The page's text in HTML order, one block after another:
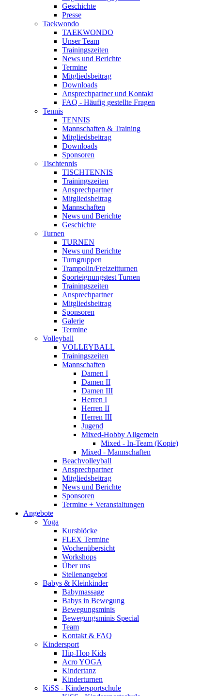
Geschichte
Presse
Taekwondo
TAEKWONDO
Unser Team
Trainingszeiten
News und Berichte
Termine
Mitgliedsbeitrag
Downloads
Ansprechpartner und Kontakt
FAQ - Häufig gestellte Fragen
Tennis
TENNIS
Mannschaften & Training
Mitgliedsbeitrag
Downloads
Sponsoren
Tischtennis
TISCHTENNIS
Trainingszeiten
Ansprechpartner
Mitgliedsbeitrag
Mannschaften
News und Berichte
Geschichte
Turnen
TURNEN
News und Berichte
Turngruppen
Trampolin/Freizeitturnen
Sporteignungstest Turnen
Trainingszeiten
Ansprechpartner
Mitgliedsbeitrag
Sponsoren
Galerie
Termine
Volleyball
VOLLEYBALL
Trainingszeiten
Mannschaften
Damen I
Damen II
Damen III
Herren I
Herren II
Herren III
Jugend
Mixed-Hobby Allgemein
Mixed - In-Team (Kopie)
Mixed - Mannschaften
Beachvolleyball
Ansprechpartner
Mitgliedsbeitrag
News und Berichte
Sponsoren
Termine + Veranstaltungen
Angebote
Yoga
Kursblöcke
FLEX Termine
Wochenübersicht
Workshops
Über uns
Stellenangebot
Babys & Kleinkinder
Babymassage
Babys in Bewegung
Bewegungsminis
Bewegungsminis Special
Team
Kontakt & FAQ
Kindersport
Hip-Hop Kids
Acro YOGA
Kindertanz
Kinderturnen
KiSS - Kindersportschule